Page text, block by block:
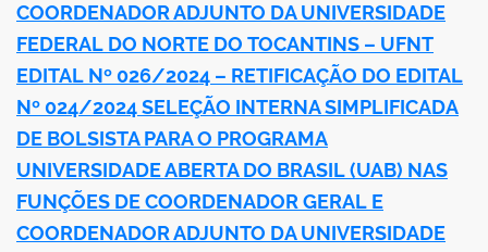
portal
COORDENADOR ADJUNTO DA UNIVERSIDADE
FEDERAL DO NORTE DO TOCANTINS – UFNT
EDITAL Nº 026/2024 – RETIFICAÇÃO DO EDITAL
Nº 024/2024 SELEÇÃO INTERNA SIMPLIFICADA
DE BOLSISTA PARA O PROGRAMA
UNIVERSIDADE ABERTA DO BRASIL (UAB) NAS
FUNÇÕES DE COORDENADOR GERAL E
COORDENADOR ADJUNTO DA UNIVERSIDADE